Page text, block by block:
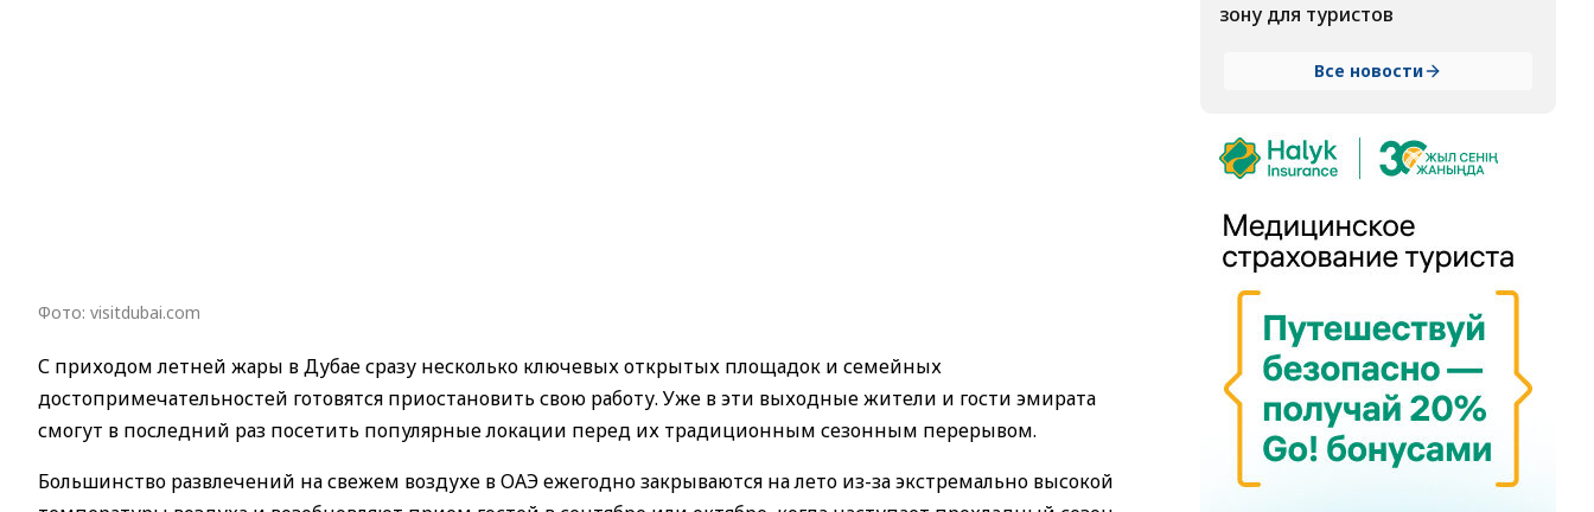
Фото: visitdubai.com
С приходом летней жары в Дубае сразу несколько ключевых открытых площадок и семейных
достопримечательностей готовятся приостановить свою работу. Уже в эти выходные жители и гости эмирата
смогут в последний раз посетить популярные локации перед их традиционным сезонным перерывом.
Большинство развлечений на свежем воздухе в ОАЭ ежегодно закрываются на лето из-за экстремально высокой
зону для туристов
Все новости